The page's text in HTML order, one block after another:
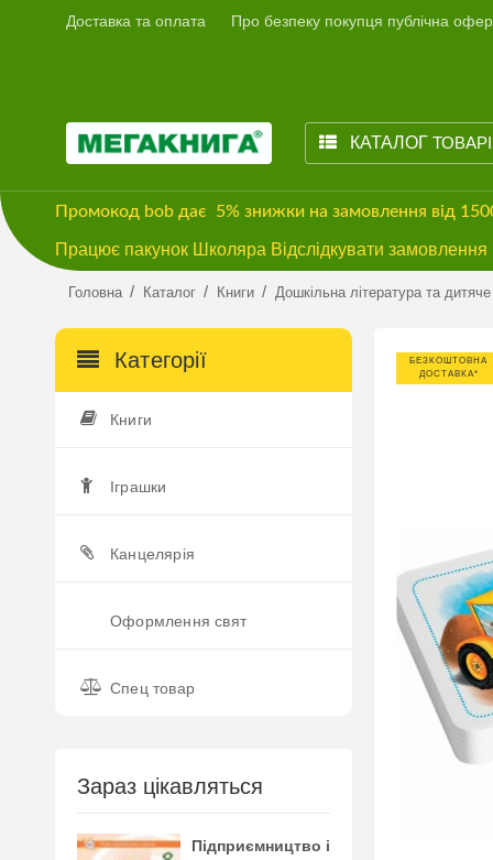
Доставка та оплата Про безпеку покупця публічна
КАТАЛОГ
Промокод bob дає 5% знижки на замовлення від
Працює пакунок Школяра Відслідкувати
Головна / Каталог / Книги / Дошкільна література та
Категорії
Книги
Іграшки
Канцелярія
Оформлення свят
Спец товар
Зараз цікавляться
Підприємництво і
БЕЗКОШТОВНА
ДОСТАВКА*